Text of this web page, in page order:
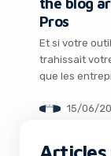
Pros
Et si votre
trahissait
que les
leur stratégie,
15/06/